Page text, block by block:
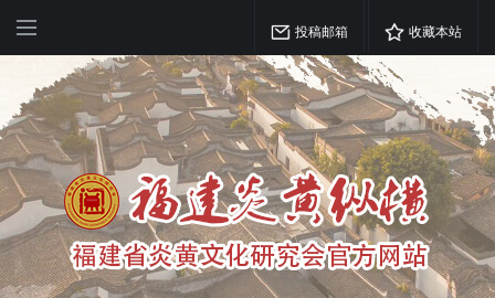
投稿邮箱 收藏本站